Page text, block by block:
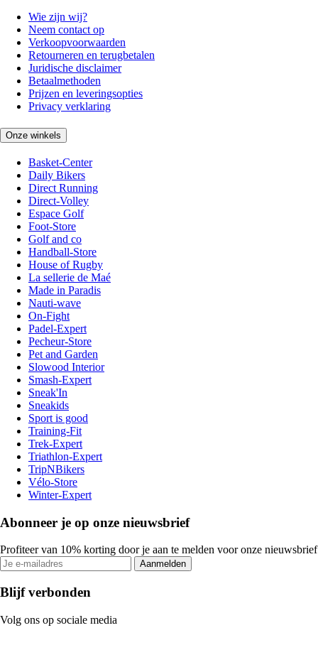
Wie zijn wij?
Neem contact op
Verkoopvoorwaarden
Retourneren en terugbetalen
Juridische disclaimer
Betaalmethoden
Prijzen en leveringsopties
Privacy verklaring
Onze winkels
Basket-Center
Daily Bikers
Direct Running
Direct-Volley
Espace Golf
Foot-Store
Golf and co
Handball-Store
House of Rugby
La sellerie de Maé
Made in Paradis
Nauti-wave
On-Fight
Padel-Expert
Pecheur-Store
Pet and Garden
Slowood Interior
Smash-Expert
Sneak'In
Sneakids
Sport is good
Training-Fit
Trek-Expert
Triathlon-Expert
TripNBikers
Vélo-Store
Winter-Expert
Abonneer je op onze nieuwsbrief
Profiteer van 10% korting door je aan te melden voor onze nieuwsbrief
Aanmelden
Blijf verbonden
Volg ons op sociale media